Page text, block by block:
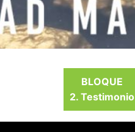
BLOQUE
2. Testimonio